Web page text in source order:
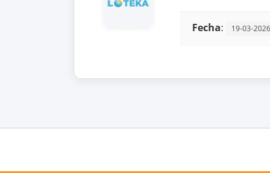
Fecha: 19-03-2026